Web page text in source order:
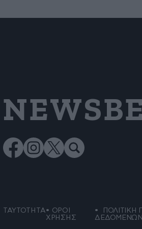
ΤΑΥΤΟΤΗΤΑ
ΟΡΟΙ
ΧΡΗΣΗΣ
ΠΟΛΙΤΙΚΗ
ΔΕΔΟΜΕΝΩΝ